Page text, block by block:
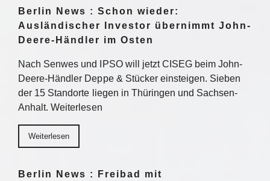
Berlin News : Schon wieder:
Ausländischer Investor übernimmt John-
Deere-Händler im Osten
Nach Senwes und IPSO will jetzt CISEG beim John-
Deere-Händler Deppe & Stücker einsteigen. Sieben
der 15 Standorte liegen in Thüringen und Sachsen-
Anhalt. Weiterlesen
Weiterlesen
Berlin News : Freibad mit